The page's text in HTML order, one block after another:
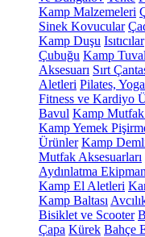
Kamp Malzemeleri
Sinek Kovucular
Kamp Duşu Isıtıcılar
Çubuğu Kamp
Aksesuarı Sırt
Aletleri Pilates,
Fitness ve Kardiyo
Bavul Kamp
Kamp Yemek
Ürünler Kamp
Mutfak Aksesuarları
Aydınlatma
Kamp El Aletleri
Kamp Baltası
Bisiklet ve Scooter
Çapa Kürek Bahçe